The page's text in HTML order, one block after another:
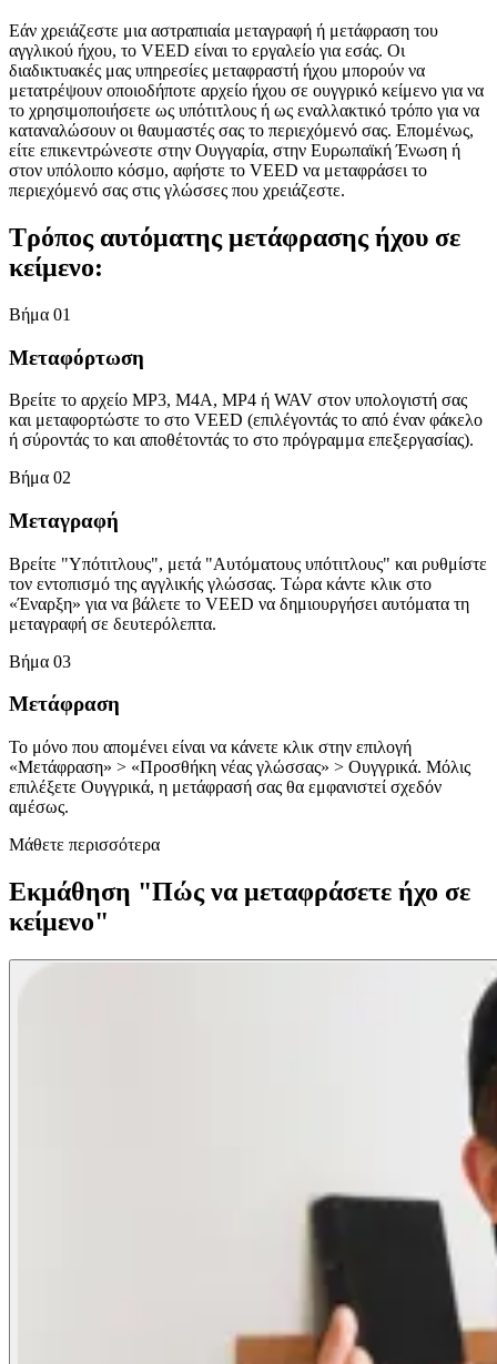
Εάν χρειάζεστε μια αστραπιαία μεταγραφή ή μετάφραση του
αγγλικού ήχου, το VEED είναι το εργαλείο για εσάς. Οι
διαδικτυακές μας υπηρεσίες μεταφραστή ήχου μπορούν να
μετατρέψουν οποιοδήποτε αρχείο ήχου σε ουγγρικό κείμενο για να
το χρησιμοποιήσετε ως υπότιτλους ή ως εναλλακτικό τρόπο για να
καταναλώσουν οι θαυμαστές σας το περιεχόμενό σας. Επομένως,
είτε επικεντρώνεστε στην Ουγγαρία, στην Ευρωπαϊκή Ένωση ή
στον υπόλοιπο κόσμο, αφήστε το VEED να μεταφράσει το
περιεχόμενό σας στις γλώσσες που χρειάζεστε.
Τρόπος αυτόματης μετάφρασης ήχου σε
κείμενο:
Βήμα 01
Μεταφόρτωση
Βρείτε το αρχείο MP3, M4A, MP4 ή WAV στον υπολογιστή σας
και μεταφορτώστε το στο VEED (επιλέγοντάς το από έναν φάκελο
ή σύροντάς το και αποθέτοντάς το στο πρόγραμμα επεξεργασίας).
Βήμα 02
Μεταγραφή
Βρείτε "Υπότιτλους", μετά "Αυτόματους υπότιτλους" και ρυθμίστε
τον εντοπισμό της αγγλικής γλώσσας. Τώρα κάντε κλικ στο
«Έναρξη» για να βάλετε το VEED να δημιουργήσει αυτόματα τη
μεταγραφή σε δευτερόλεπτα.
Βήμα 03
Μετάφραση
Το μόνο που απομένει είναι να κάνετε κλικ στην επιλογή
«Μετάφραση» > «Προσθήκη νέας γλώσσας» > Ουγγρικά. Μόλις
επιλέξετε Ουγγρικά, η μετάφρασή σας θα εμφανιστεί σχεδόν
αμέσως.
Μάθετε περισσότερα
Εκμάθηση "Πώς να μεταφράσετε ήχο σε
κείμενο"